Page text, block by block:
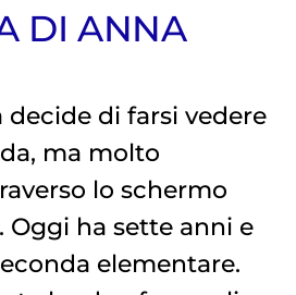
DI ANNA
decide di farsi vedere
ma molto
lo schermo
ha sette anni e
elementare.